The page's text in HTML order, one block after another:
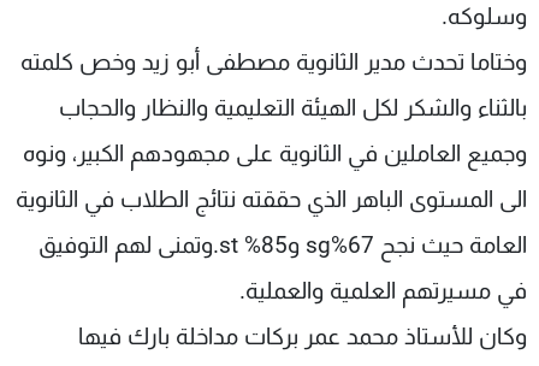
وسلوكه.
وختاما تحدث مدير الثانوية مصطفى أبو زيد وخص كلمته
بالثناء والشكر لكل الهيئة التعليمية والنظار والحجاب
وجميع العاملين في الثانوية على مجهودهم الكبير، ونوه
الى المستوى الباهر الذي حققته نتائج الطلاب في الثانوية
العامة حيث نجح 67%sg و85% st.وتمنى لهم التوفيق
في مسيرتهم العلمية والعملية.
وكان للأستاذ محمد عمر بركات مداخلة بارك فيها